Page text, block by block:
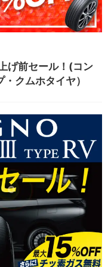
げ前セール！(コン
クムホタイヤ）